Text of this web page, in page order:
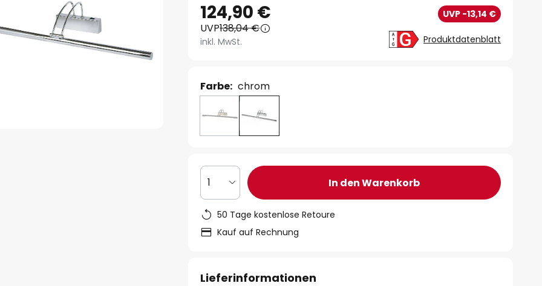
124,90 € UVP -13,14 €
UVP138,04 €
inkl. MwSt. Produktdatenblatt
Farbe: chrom
1 In den Warenkorb
50 Tage kostenlose Retoure
Kauf auf Rechnung
Lieferinformationen